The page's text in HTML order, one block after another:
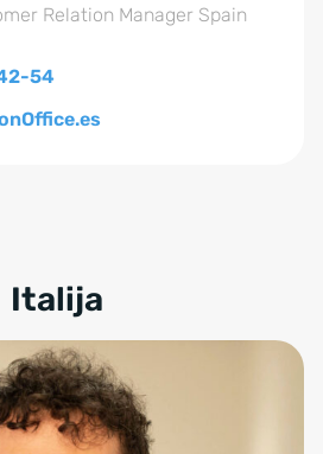
Relation Manager Spain
54
Italija